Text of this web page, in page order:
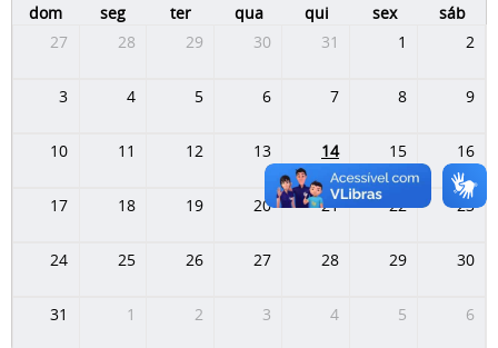
dom seg ter qua qui sex
sáb
27
28 29 30 31 1 2
3 4 5 6 7 8 9
10 11 12 13 14 15 16
17 18 19 20 21 22 23
24 25 26 27 28 29 30
31 1 2 3 4 5 6